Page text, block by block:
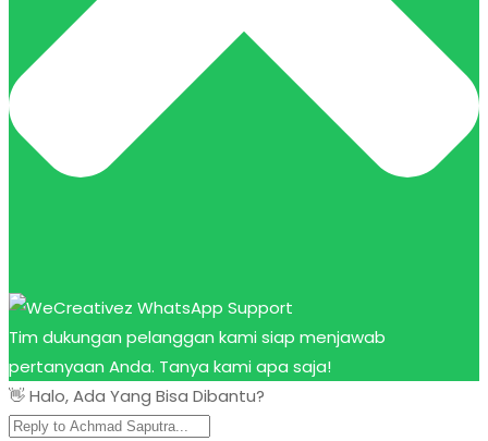
Tim dukungan pelanggan kami siap menjawab
pertanyaan Anda. Tanya kami apa saja!
👋 Halo, Ada Yang Bisa Dibantu?